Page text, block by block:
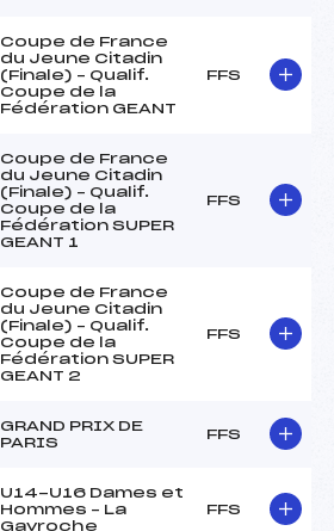
Coupe de France
du Jeune Citadin
(Finale) – Qualif.
Coupe de la
Fédération GEANT
FFS
Coupe de France
du Jeune Citadin
(Finale) – Qualif.
Coupe de la
Fédération SUPER
GEANT 1
FFS
Coupe de France
du Jeune Citadin
(Finale) – Qualif.
Coupe de la
Fédération SUPER
GEANT 2
FFS
GRAND PRIX DE
PARIS
FFS
U14-U16 Dames et
Hommes – La
Gavroche
FFS